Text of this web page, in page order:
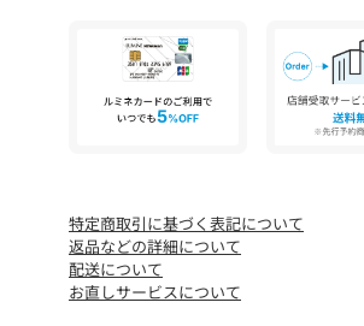
強さとエレガンスのコントラスト
具などからインスピレーションを
したエレガントなスタイルが特徴。
環境にも配慮しスローファッション
2025AW商品
店舗にお問い合わせの際は、下記の
商品番号:26-01-55-01010
特定商取引に基づく表記について
返品などの詳細について
配送について
お直しサービスについて